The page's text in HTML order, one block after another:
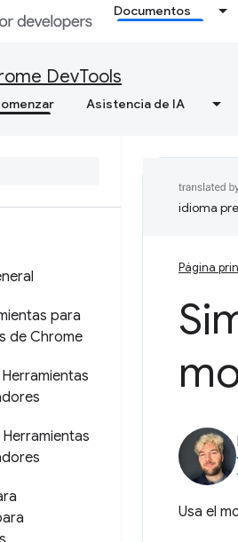
Documentos
DevTools
Asistencia de IA
para
de Chrome
idioma
Página
Usa el